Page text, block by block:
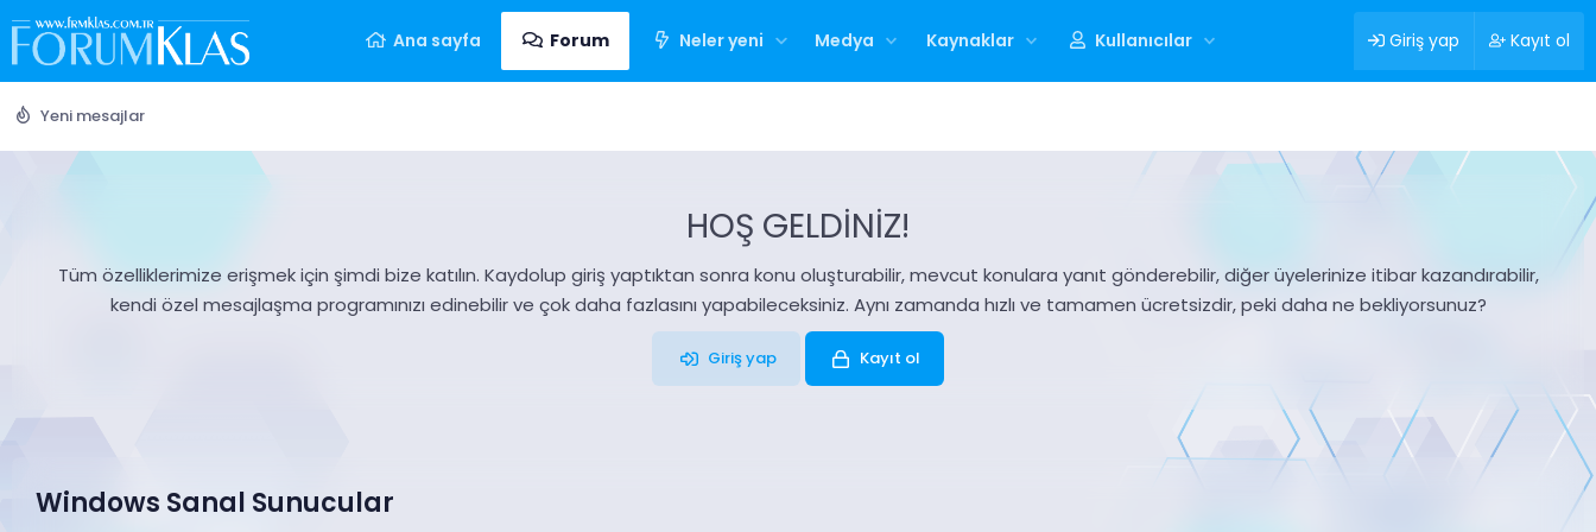
Ana sayfa Forum Neler yeni Medya Kaynaklar Kullanıcılar Giriş yap Kayıt ol
Yeni mesajlar
HOŞ GELDİNİZ!
Tüm özelliklerimize erişmek için şimdi bize katılın. Kaydolup giriş yaptıktan sonra konu oluşturabilir, mevcut konulara yanıt gönderebilir, diğer üyelerinize itibar kazandırabilir,
kendi özel mesajlaşma programınızı edinebilir ve çok daha fazlasını yapabileceksiniz. Aynı zamanda hızlı ve tamamen ücretsizdir, peki daha ne bekliyorsunuz?
Giriş yap Kayıt ol
Windows Sanal Sunucular